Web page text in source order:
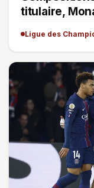
titulaire,
Ligue des